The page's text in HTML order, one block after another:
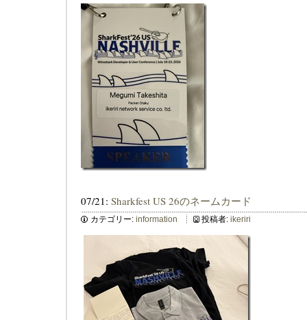
07/21: Sharkfest US 26のネームカード
カテゴリー: information 投稿者: ikeriri